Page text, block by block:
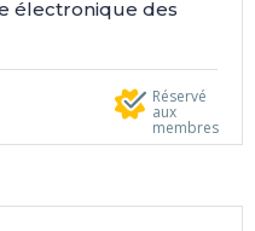
électronique des
Réservé
aux
membres